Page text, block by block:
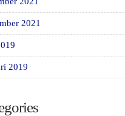
2021
2019